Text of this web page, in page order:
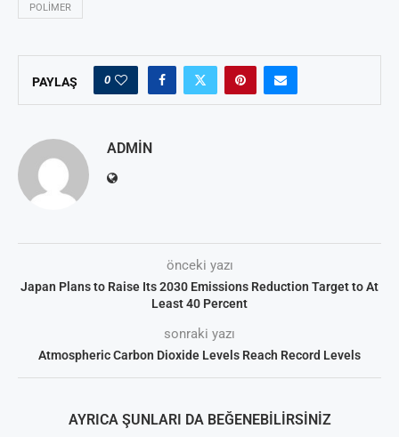
POLIMER
PAYLAŞ 0
ADMIN
önceki yazı
Japan Plans to Raise Its 2030 Emissions Reduction Target to At
Least 40 Percent
sonraki yazı
Atmospheric Carbon Dioxide Levels Reach Record Levels
AYRICA ŞUNLARI DA BEĞENEBILIRSINIZ